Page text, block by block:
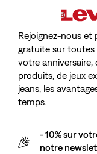
Rejoignez-nous et
gratuite sur toutes
votre anniversaire,
produits, de jeux
jeans, les
temps.
- 10% sur
notre